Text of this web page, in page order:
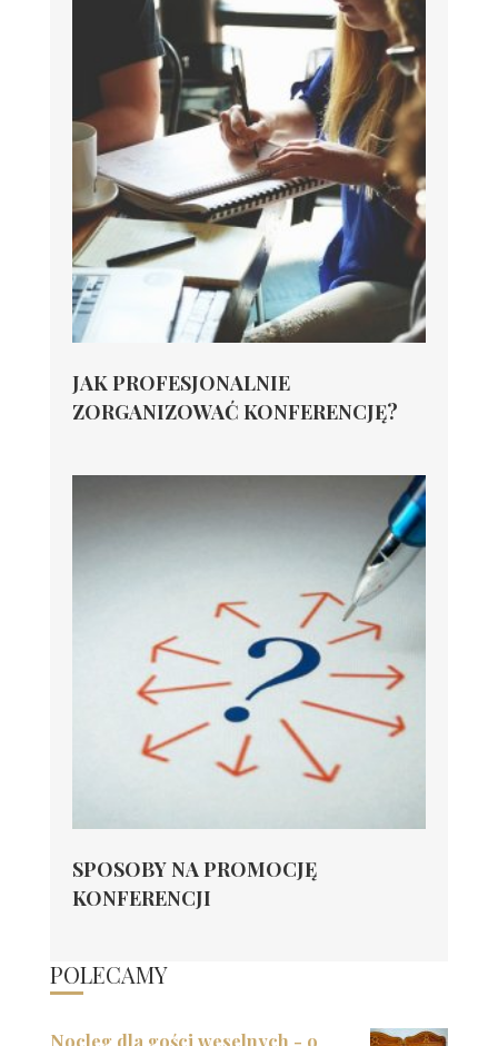
JAK PROFESJONALNIE
ZORGANIZOWAĆ KONFERENCJĘ?
SPOSOBY NA PROMOCJĘ
KONFERENCJI
POLECAMY
Nocleg dla gości weselnych - o